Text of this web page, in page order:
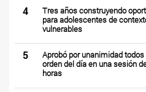
4
Tres años construyendo
para adolescentes de
vulnerables
5
Aprobó por unanimidad
orden del día en una sesión
horas